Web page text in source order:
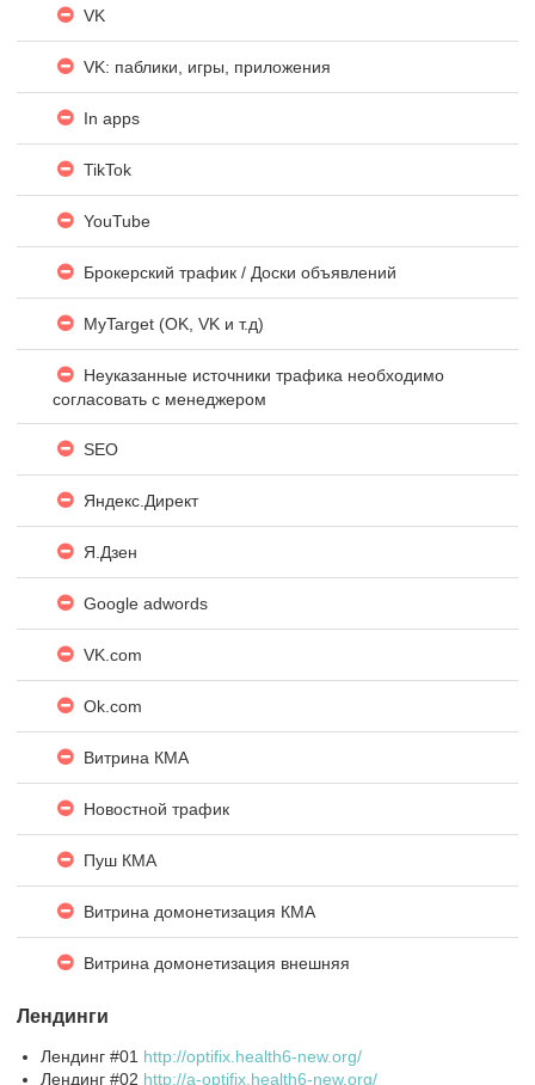
VK
VK: паблики, игры, приложения
In apps
TikTok
YouTube
Брокерский трафик / Доски объявлений
MyTarget (OK, VK и т.д)
Неуказанные источники трафика необходимо
согласовать с менеджером
SEO
Яндекc.Директ
Я.Дзен
Google adwords
VK.com
Ok.com
Витрина КМА
Новостной трафик
Пуш КМА
Витрина домонетизация КМА
Витрина домонетизация внешняя
Лендинги
Лендинг #01 http://optifix.health6-new.org/
Лендинг #02 http://a-optifix.health6-new.org/